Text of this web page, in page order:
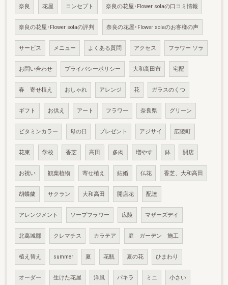
奈良 花屋 コンセプト 奈良の花屋･Flower solaの口コミ情報
奈良の花屋･Flower solaの評判 奈良の花屋･Flower solaのお客様の声
サービス メニュー よくある質問 アクセス フラワー ソラ
お問い合わせ プライバシーポリシー 大和高田市 宅配
春 寄せ植え おしゃれ アレンジ 花 ガラスのくつ
ギフト お供え アート フラワー 奈良県 グリーン
ビタミンカラー 母の日 プレゼント アジサイ 広陵町
花束 学校 香芝 高田 多肉 増やす 鉢 開店
お祝い 観葉植物 寄せ植え 結婚 仏花 香芝、大和高田
胡蝶蘭 サクラン 大和高田 開店花 配達
アレンジメント ソープフラワー 広陵 マザーズデイ
北葛城郡 クレマチス カラテア 庭 ガーデン 施工
植え替え summer 夏 花瓶 夏の花 ひまわり
オーダー 生けた花屋 洋風 パキラ ミニ 小さい